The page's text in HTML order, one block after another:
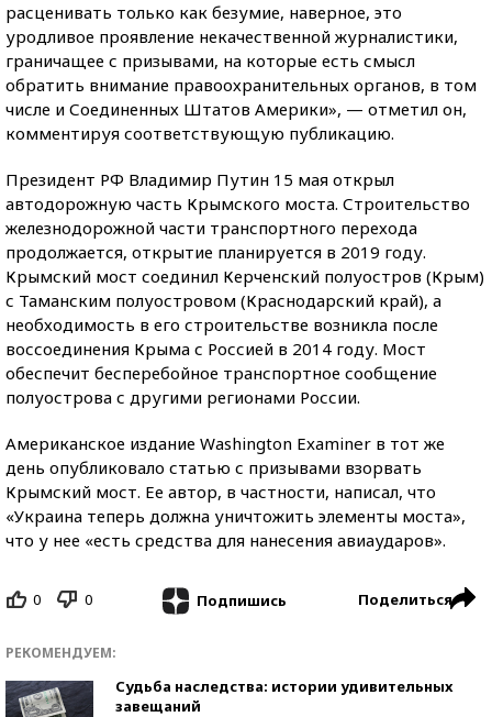
расценивать только как безумие, наверное, это
уродливое проявление некачественной журналистики,
граничащее с призывами, на которые есть смысл
обратить внимание правоохранительных органов, в том
числе и Соединенных Штатов Америки», — отметил он,
комментируя соответствующую публикацию.
Президент РФ Владимир Путин 15 мая открыл
автодорожную часть Крымского моста. Строительство
железнодорожной части транспортного перехода
продолжается, открытие планируется в 2019 году.
Крымский мост соединил Керченский полуостров (Крым)
с Таманским полуостровом (Краснодарский край), а
необходимость в его строительстве возникла после
воссоединения Крыма с Россией в 2014 году. Мост
обеспечит бесперебойное транспортное сообщение
полуострова с другими регионами России.
Американское издание Washington Examiner в тот же
день опубликовало статью с призывами взорвать
Крымский мост. Ее автор, в частности, написал, что
«Украина теперь должна уничтожить элементы моста»,
что у нее «есть средства для нанесения авиаударов».
0 0 Подпишись Поделиться
РЕКОМЕНДУЕМ:
Судьба наследства: истории удивительных
завещаний